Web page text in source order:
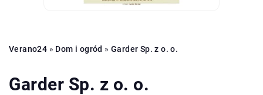
Verano24 » Dom i ogród »Garder Sp. z o. o.
Garder Sp. z o. o.